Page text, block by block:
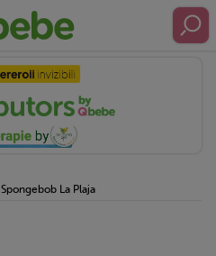
Spongebob La Plaja